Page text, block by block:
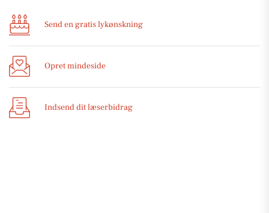
Send en gratis lykønskning
Opret mindeside
Indsend dit læserbidrag